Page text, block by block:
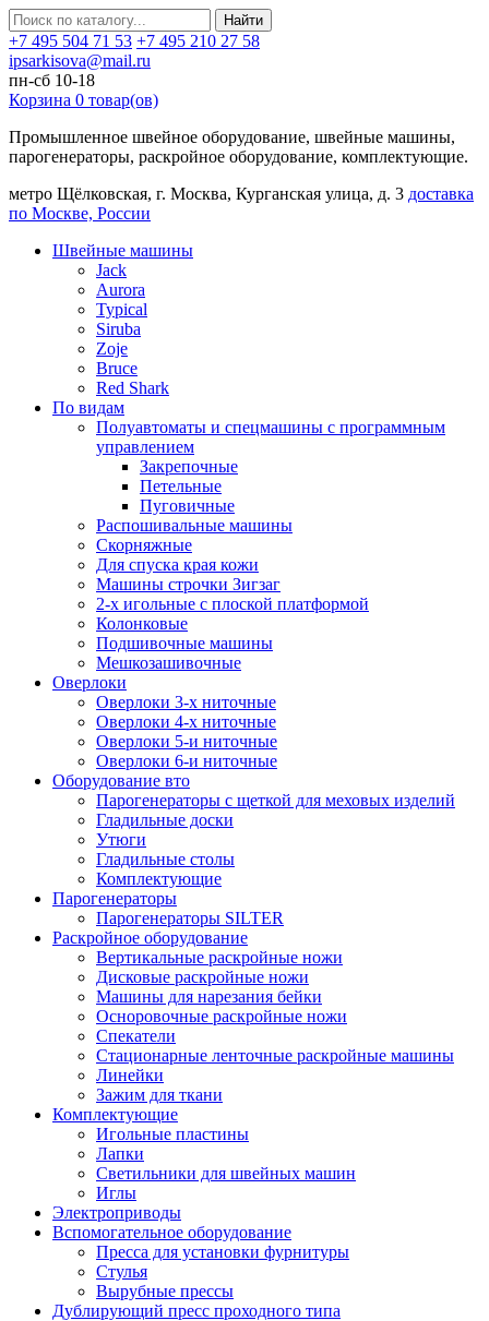
Найти
+7 495 504 71 53 +7 495 210 27 58
ipsarkisova@mail.ru
пн-сб 10-18
Корзина 0 товар(ов)
Промышленное швейное оборудование, швейные машины,
парогенераторы, раскройное оборудование, комплектующие.
метро Щёлковская, г. Москва, Курганская улица, д. 3 доставка
по Москве, России
Швейные машины
Jack
Aurora
Typical
Siruba
Zoje
Bruce
Red Shark
По видам
Полуавтоматы и спецмашины с программным
управлением
Закрепочные
Петельные
Пуговичные
Распошивальные машины
Скорняжные
Для спуска края кожи
Машины строчки Зигзаг
2-х игольные с плоской платформой
Колонковые
Подшивочные машины
Мешкозашивочные
Оверлоки
Оверлоки 3-х ниточные
Оверлоки 4-х ниточные
Оверлоки 5-и ниточные
Оверлоки 6-и ниточные
Оборудование вто
Парогенераторы с щеткой для меховых изделий
Гладильные доски
Утюги
Гладильные столы
Комплектующие
Парогенераторы
Парогенераторы SILTER
Раскройное оборудование
Вертикальные раскройные ножи
Дисковые раскройные ножи
Машины для нарезания бейки
Осноровочные раскройные ножи
Спекатели
Стационарные ленточные раскройные машины
Линейки
Зажим для ткани
Комплектующие
Игольные пластины
Лапки
Светильники для швейных машин
Иглы
Электроприводы
Вспомогательное оборудование
Пресса для установки фурнитуры
Стулья
Вырубные прессы
Дублирующий пресс проходного типа